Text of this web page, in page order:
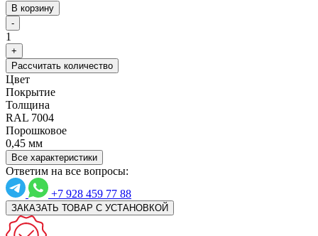
В корзину
-
1
+
Рассчитать количество
Цвет
Покрытие
Толщина
RAL 7004
Порошковое
0,45 мм
Все характеристики
Ответим на все вопросы:
+7 928 459 77 88
ЗАКАЗАТЬ ТОВАР С УСТАНОВКОЙ